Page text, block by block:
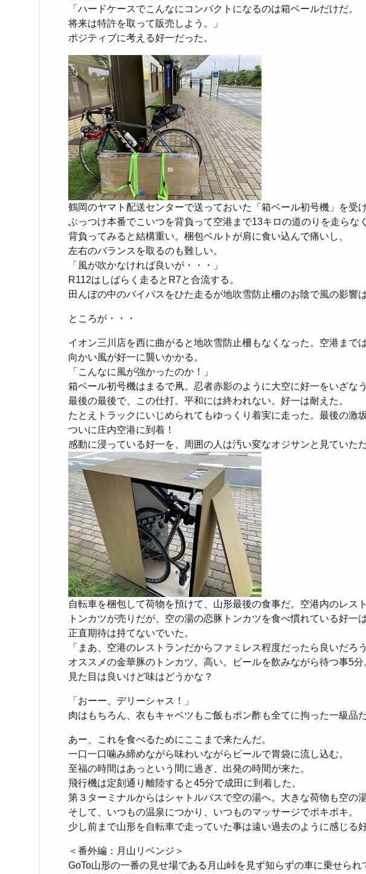
「ハードケースでこんなにコンパクトになるのは箱ベールだけだ。
将来は特許を取って販売しよう。」
ポジティブに考える好一だった。
鶴岡のヤマト配送センターで送っておいた「箱ベール初号機」を受け
ぶっつけ本番でこいつを背負って空港まで13キロの道のりを走らな
背負ってみると結構重い。梱包ベルトが肩に食い込んで痛いし、
左右のバランスを取るのも難しい。
「風が吹かなければ良いが・・・」
R112はしばらく走るとR7と合流する。
田んぼの中のバイパスをひた走るが地吹雪防止柵のお陰で風の影響
ところが・・・
イオン三川店を西に曲がると地吹雪防止柵もなくなった。空港まで
向かい風が好一に襲いかかる。
「こんなに風が強かったのか！」
箱ベール初号機はまるで凧。忍者赤影のように大空に好一をいざな
最後の最後で、この仕打。平和には終われない。好一は耐えた。
たとえトラックにいじめられてもゆっくり着実に走った。最後の激
ついに庄内空港に到着！
感動に浸っている好一を、周囲の人は汚い変なオジサンと見ていただ
自転車を梱包して荷物を預けて、山形最後の食事だ。空港内のレス
トンカツが売りだが、空の湯の恋豚トンカツを食べ慣れている好一は
正直期待は持てないでいた。
「まあ、空港のレストランだからファミレス程度だったら良いだろう
オススメの金華豚のトンカツ。高い。ビールを飲みながら待つ事5分
見た目は良いけど味はどうかな？
「おーー、デリーシャス！」
肉はもちろん、衣もキャベツもご飯もポン酢も全てに拘った一級品
あー、これを食べるためにここまで来たんだ。
一口一口噛み締めながら味わいながらビールで胃袋に流し込む。
至福の時間はあっという間に過ぎ、出発の時間が来た。
飛行機は定刻通り離陸すると45分で成田に到着した。
第３ターミナルからはシャトルバスで空の湯へ。大きな荷物も空の
そして、いつもの温泉につかり、いつものマッサージでボキボキ。
少し前まで山形を自転車で走っていた事は遠い過去のように感じる
＜番外編：月山リベンジ＞
GoTo山形の一番の見せ場である月山峠を見ず知らずの車に乗せられ